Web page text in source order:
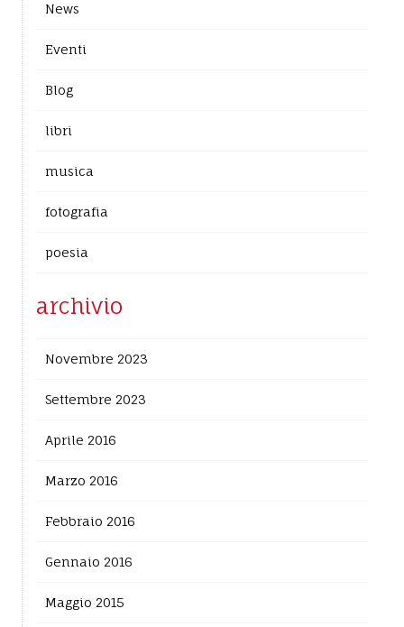
News
Eventi
Blog
libri
musica
fotografia
poesia
archivio
Novembre 2023
Settembre 2023
Aprile 2016
Marzo 2016
Febbraio 2016
Gennaio 2016
Maggio 2015